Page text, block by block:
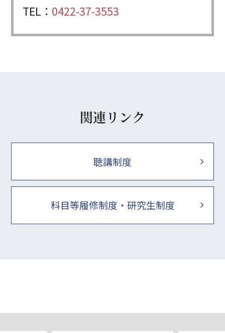
TEL： 0422-37-3553
関連リンク
聴講制度
科目等履修制度・研究生制度